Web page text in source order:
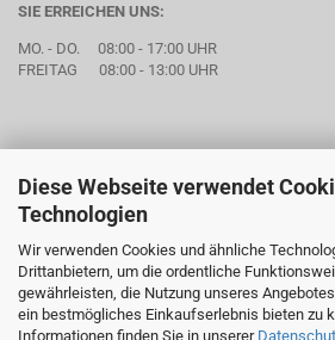
Diese Webseite verwendet
Technologien
Wir verwenden Cookies und ähnliche
Drittanbietern, um die ordentliche
gewährleisten, die Nutzung unseres
ein bestmögliches Einkaufserlebnis bieten zu
Informationen finden Sie in unserer
SIE ERREICHEN UNS:
MO. - DO. 08:00 - 17:00 UHR
FREITAG 08:00 - 13:00 UHR